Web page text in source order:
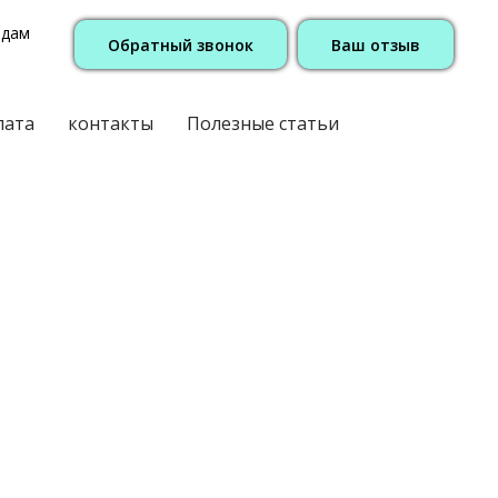
Обратный звонок Ваш отзыв
контакты Полезные статьи